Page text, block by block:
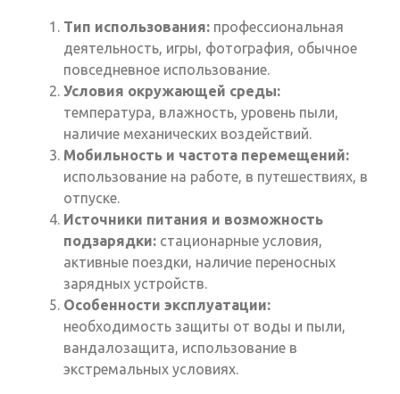
Тип использования: профессиональная
деятельность, игры, фотография, обычное
повседневное использование.
Условия окружающей среды:
температура, влажность, уровень пыли,
наличие механических воздействий.
Мобильность и частота перемещений:
использование на работе, в путешествиях, в
отпуске.
Источники питания и возможность
подзарядки: стационарные условия,
активные поездки, наличие переносных
зарядных устройств.
Особенности эксплуатации:
необходимость защиты от воды и пыли,
вандалозащита, использование в
экстремальных условиях.